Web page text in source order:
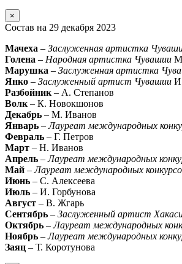
×
Состав на 29 декабря 2023
Мачеха – Заслуженная артистка
Голена – Народная артистка Чувашии
Марушка – Заслуженная артистка
Янко – Заслуженный артист Чувашии
Разбойник– А. Степанов
Волк– К. Новокшонов
Декабрь – М. Иванов
Январь –Лауреат международных
Февраль – Г. Петров
Март – Н. Иванов
Апрель –Лауреат международных
Май –Лауреат международных
Июнь – С. Алексеева
Июль – И. Горбунова
Август – В. Жгарь
Сентябрь – Заслуженный артист
Октябрь –Лауреат международных
Ноябрь –Лауреат международных
Заяц – Т. Коротунова